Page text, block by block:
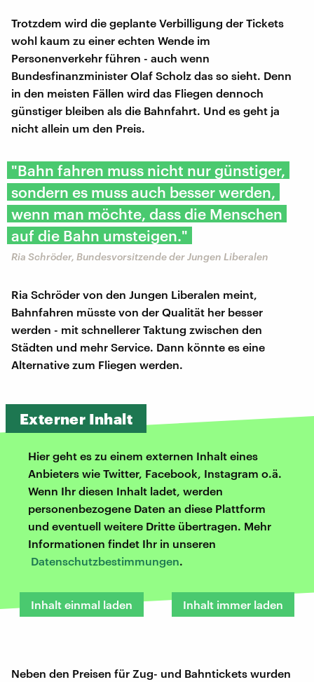
Trotzdem wird die geplante Verbilligung der Tickets
wohl kaum zu einer echten Wende im
Personenverkehr führen - auch wenn
Bundesfinanzminister Olaf Scholz das so sieht. Denn
in den meisten Fällen wird das Fliegen dennoch
günstiger bleiben als die Bahnfahrt. Und es geht ja
nicht allein um den Preis.
"Bahn fahren muss nicht nur günstiger,
sondern es muss auch besser werden,
wenn man möchte, dass die Menschen
auf die Bahn umsteigen."
Ria Schröder, Bundesvorsitzende der Jungen Liberalen
Ria Schröder von den Jungen Liberalen meint,
Bahnfahren müsste von der Qualität her besser
werden - mit schnellerer Taktung zwischen den
Städten und mehr Service. Dann könnte es eine
Alternative zum Fliegen werden.
Externer Inhalt
Hier geht es zu einem externen Inhalt eines
Anbieters wie Twitter, Facebook, Instagram o.ä.
Wenn Ihr diesen Inhalt ladet, werden
personenbezogene Daten an diese Plattform
und eventuell weitere Dritte übertragen. Mehr
Informationen findet Ihr in unseren
Datenschutzbestimmungen.
Inhalt einmal laden Inhalt immer laden
Neben den Preisen für Zug- und Bahntickets wurden